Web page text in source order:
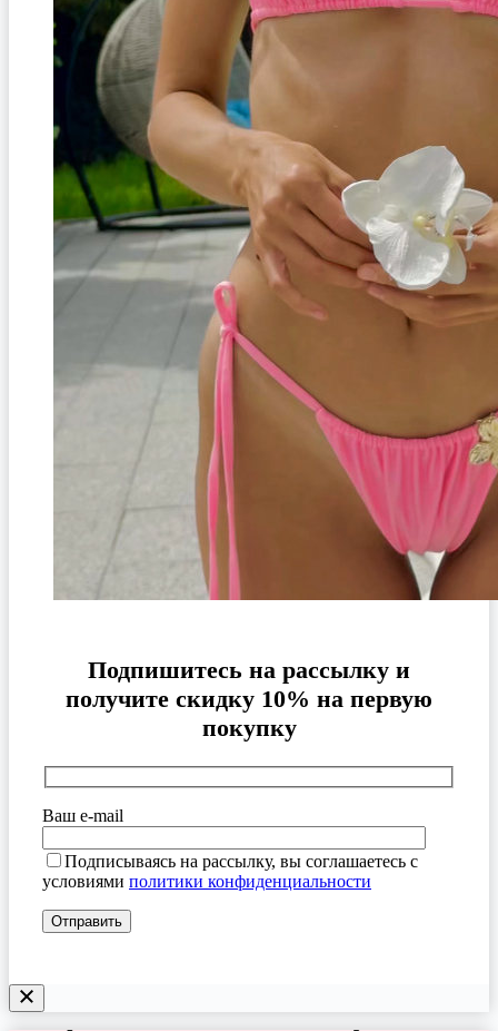
Подпишитесь на рассылку и
получите скидку 10% на первую
покупку
Ваш e-mail
Подписываясь на рассылку, вы соглашаетесь с
условиями политики конфиденциальности